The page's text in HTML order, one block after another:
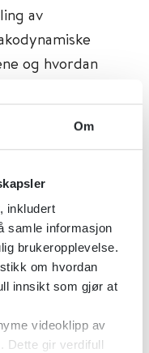
Om
inkludert
samle informasjon
brukeropplevelse.
om hvordan
innsikt som gjør at
videoklipp av
Dette gir verdifull
av
og hvordan
Journal of